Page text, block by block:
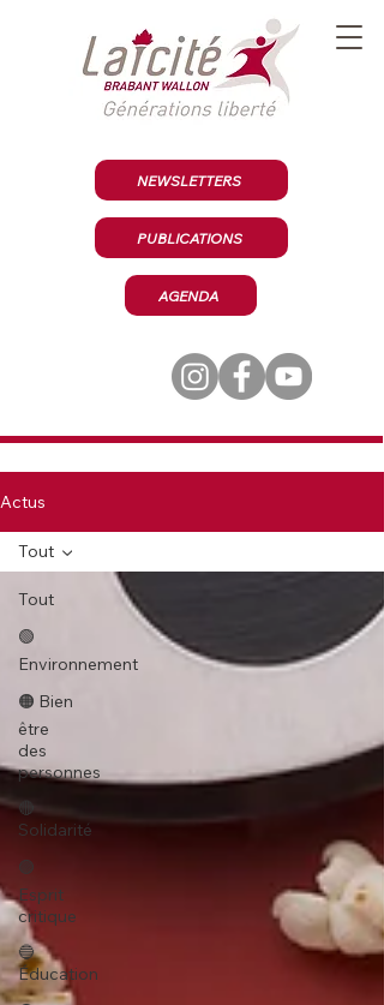
NEWSLETTERS
PUBLICATIONS
AGENDA
Actus
Tout
🟢
Environnement
🟠 Bien
être
des
personnes
🔴
Solidarité
🟣
Esprit
critique
🔵
Éducation
Tout